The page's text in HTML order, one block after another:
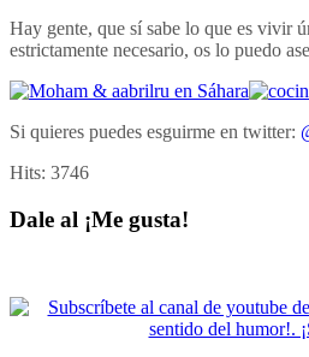
Hay gente, que sí sabe lo que es vivir
estrictamente necesario, os lo puedo
Si quieres puedes esguirme en twitter:
Hits: 3746
Dale al ¡Me gusta!